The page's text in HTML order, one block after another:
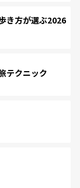
き方が選ぶ2026
テクニック